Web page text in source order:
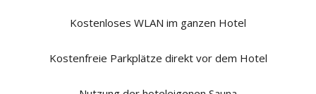
Kostenloses WLAN im ganzen Hotel
Kostenfreie Parkplätze direkt vor dem Hotel